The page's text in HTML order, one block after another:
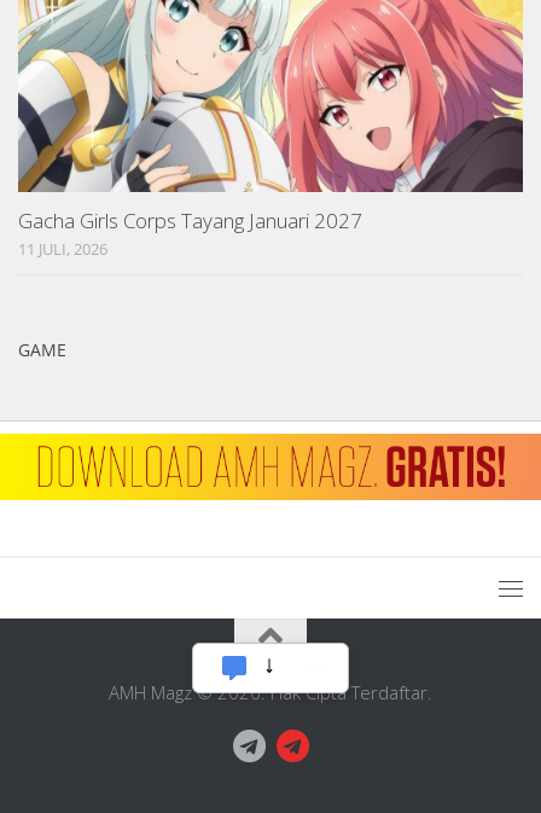
Gacha Girls Corps Tayang Januari 2027
11 JULI, 2026
GAME
AMH Magz © 2026. Hak Cipta Terdaftar.